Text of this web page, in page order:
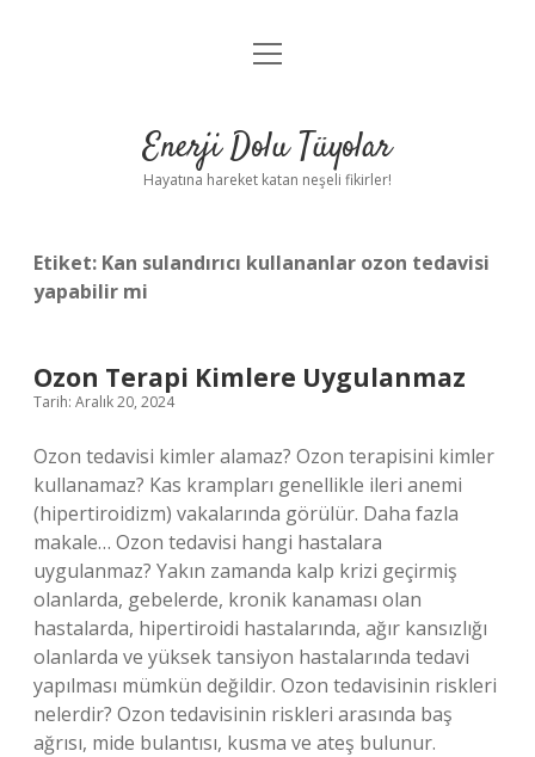
Anasayfa
Yasal Uyarı
menüyü
Enerji Dolu Tüyolar
Hayatına hareket katan neşeli fikirler!
Etiket: Kan sulandırıcı kullananlar ozon tedavisi
yapabilir mi
Ozon Terapi Kimlere Uygulanmaz
Tarih: Aralık 20, 2024
Ozon tedavisi kimler alamaz? Ozon terapisini kimler
kullanamaz? Kas krampları genellikle ileri anemi
(hipertiroidizm) vakalarında görülür. Daha fazla
makale… Ozon tedavisi hangi hastalara
uygulanmaz? Yakın zamanda kalp krizi geçirmiş
olanlarda, gebelerde, kronik kanaması olan
hastalarda, hipertiroidi hastalarında, ağır kansızlığı
olanlarda ve yüksek tansiyon hastalarında tedavi
yapılması mümkün değildir. Ozon tedavisinin riskleri
nelerdir? Ozon tedavisinin riskleri arasında baş
ağrısı, mide bulantısı, kusma ve ateş bulunur.